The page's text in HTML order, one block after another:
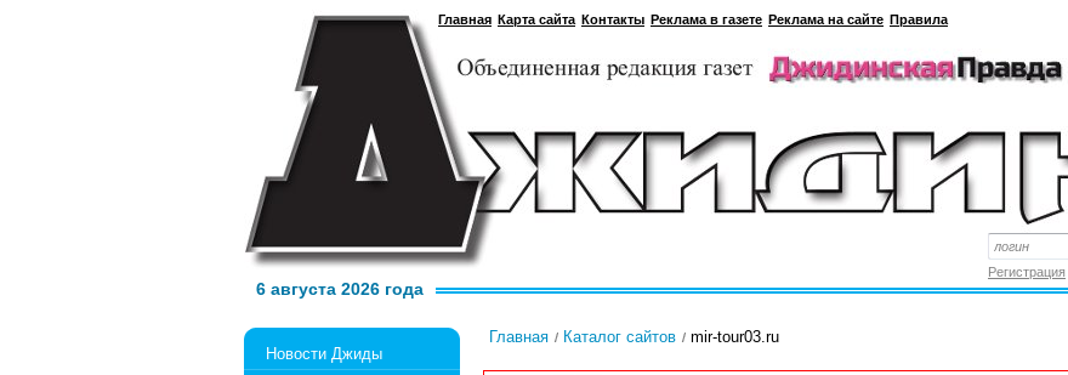
Главная Карта сайта Контакты Реклама в газете Реклама на сайте Правила
Регистрация
6 августа 2026 года
Новости Джиды
Главная Каталог сайтов mir-tour03.ru